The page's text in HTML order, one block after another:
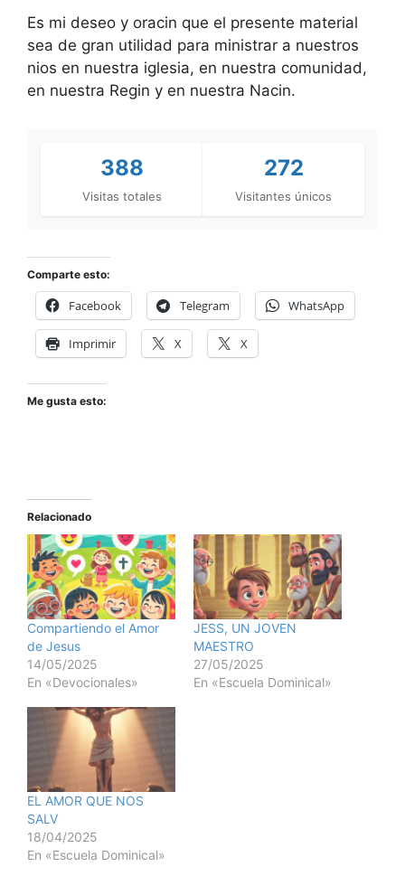
Es mi deseo y oracin que el presente material
sea de gran utilidad para ministrar a nuestros
nios en nuestra iglesia, en nuestra comunidad,
en nuestra Regin y en nuestra Nacin.
388
Visitas totales
272
Visitantes únicos
Comparte esto:
Facebook Telegram WhatsApp
Imprimir X X
Me gusta esto:
Relacionado
Compartiendo el Amor
de Jesus
14/05/2025
En «Devocionales»
JESS, UN JOVEN
MAESTRO
27/05/2025
En «Escuela Dominical»
EL AMOR QUE NOS
SALV
18/04/2025
En «Escuela Dominical»